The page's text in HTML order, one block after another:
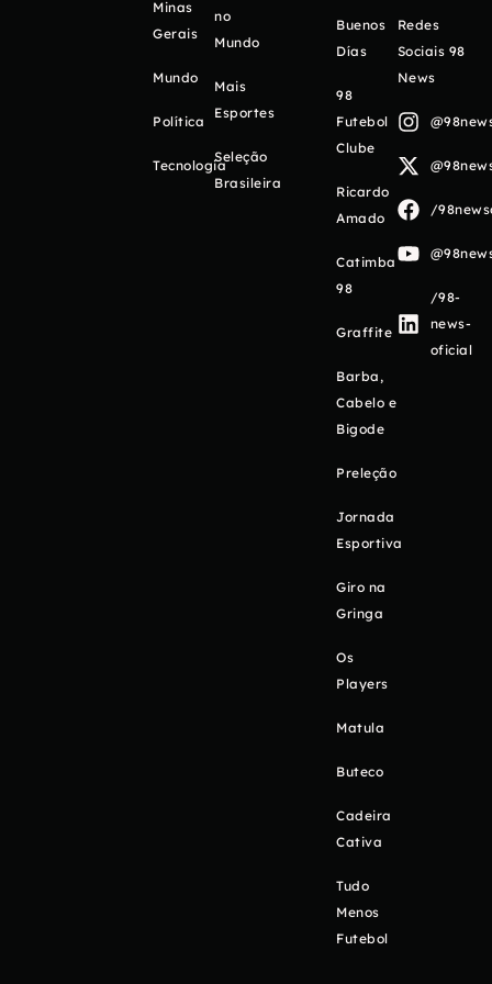
Minas
Gerais
Mundo
Política
Tecnologia
no
Mundo
Mais
Esportes
Seleção
Brasileira
Buenos
Días
98
Futebol
Clube
Ricardo
Amado
Catimba
98
Graffite
Barba,
Cabelo e
Bigode
Preleção
Jornada
Esportiva
Giro na
Gringa
Os
Players
Matula
Buteco
Cadeira
Cativa
Tudo
Menos
Futebol
Redes
Sociais 98
News
/
/98-
news-
oficial